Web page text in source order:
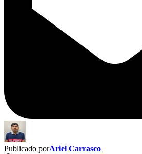
Publicado porAriel Carrasco